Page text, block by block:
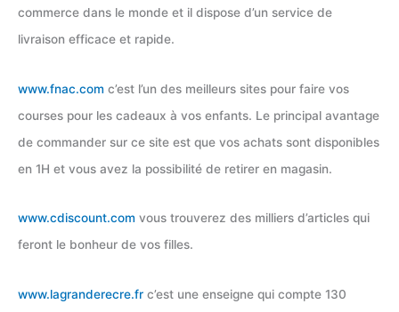
commerce dans le monde et il dispose d’un service de
livraison efficace et rapide.
www.fnac.com c’est l’un des meilleurs sites pour faire vos
courses pour les cadeaux à vos enfants. Le principal avantage
de commander sur ce site est que vos achats sont disponibles
en 1H et vous avez la possibilité de retirer en magasin.
www.cdiscount.com vous trouverez des milliers d’articles qui
feront le bonheur de vos filles.
www.lagranderecre.fr c’est une enseigne qui compte 130